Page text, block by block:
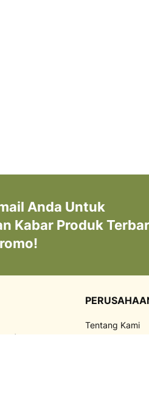
Anda Untuk
Kabar Produk
atau saran,
Tentang Kami